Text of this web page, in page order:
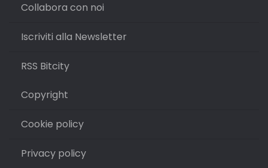
Collabora con noi
Iscriviti alla Newsletter
RSS Bitcity
Copyright
Cookie policy
Privacy policy